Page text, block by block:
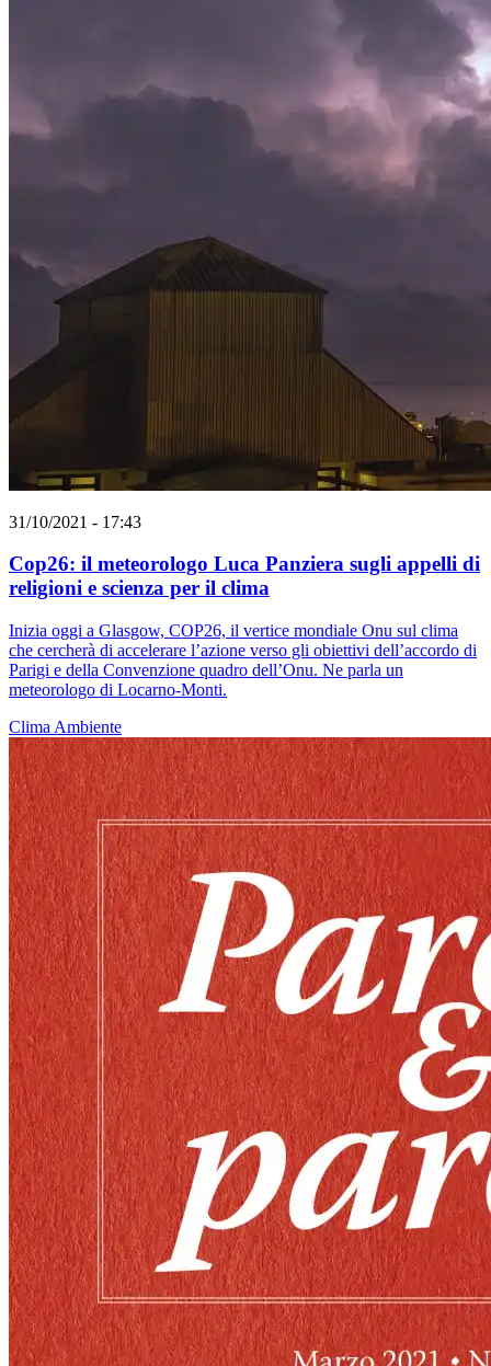
31/10/2021 - 17:43
Cop26: il meteorologo Luca Panziera sugli appelli di
religioni e scienza per il clima
Inizia oggi a Glasgow, COP26, il vertice mondiale Onu sul clima
che cercherà di accelerare l’azione verso gli obiettivi dell’accordo di
Parigi e della Convenzione quadro dell’Onu. Ne parla un
meteorologo di Locarno-Monti.
Clima Ambiente